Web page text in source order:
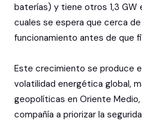
baterías) y tiene otros 1,3 GW
cuales se espera que cerca
funcionamiento antes de que
Este crecimiento se produce
volatilidad energética global,
geopolíticas en Oriente Medio,
compañía a priorizar la